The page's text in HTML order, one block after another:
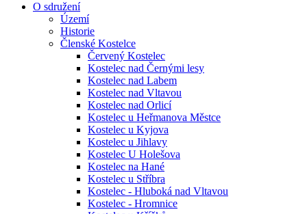
O sdružení
Území
Historie
Členské Kostelce
Červený Kostelec
Kostelec nad Černými lesy
Kostelec nad Labem
Kostelec nad Vltavou
Kostelec nad Orlicí
Kostelec u Heřmanova Městce
Kostelec u Kyjova
Kostelec u Jihlavy
Kostelec U Holešova
Kostelec na Hané
Kostelec u Stříbra
Kostelec - Hluboká nad Vltavou
Kostelec - Hromnice